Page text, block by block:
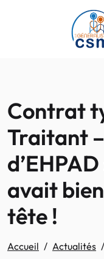
Passer au contenu
Contrat
Traitant
avait
tête !
Accueil Actualités